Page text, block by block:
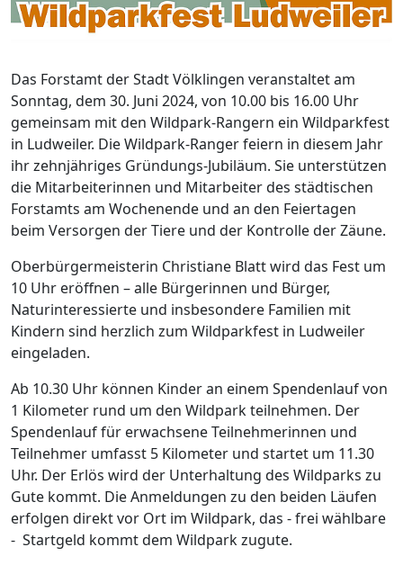
Das Forstamt der Stadt Völklingen veranstaltet am
Sonntag, dem 30. Juni 2024, von 10.00 bis 16.00 Uhr
gemeinsam mit den Wildpark-Rangern ein Wildparkfest
in Ludweiler. Die Wildpark-Ranger feiern in diesem Jahr
ihr zehnjähriges Gründungs-Jubiläum. Sie unterstützen
die Mitarbeiterinnen und Mitarbeiter des städtischen
Forstamts am Wochenende und an den Feiertagen
beim Versorgen der Tiere und der Kontrolle der Zäune.
Oberbürgermeisterin Christiane Blatt wird das Fest um
10 Uhr eröffnen – alle Bürgerinnen und Bürger,
Naturinteressierte und insbesondere Familien mit
Kindern sind herzlich zum Wildparkfest in Ludweiler
eingeladen.
Ab 10.30 Uhr können Kinder an einem Spendenlauf von
1 Kilometer rund um den Wildpark teilnehmen. Der
Spendenlauf für erwachsene Teilnehmerinnen und
Teilnehmer umfasst 5 Kilometer und startet um 11.30
Uhr. Der Erlös wird der Unterhaltung des Wildparks zu
Gute kommt. Die Anmeldungen zu den beiden Läufen
erfolgen direkt vor Ort im Wildpark, das - frei wählbare
- Startgeld kommt dem Wildpark zugute.